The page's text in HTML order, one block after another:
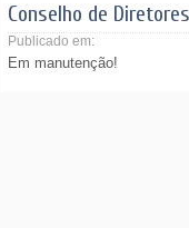
Conselho de
Publicado em:
Em manutenção!